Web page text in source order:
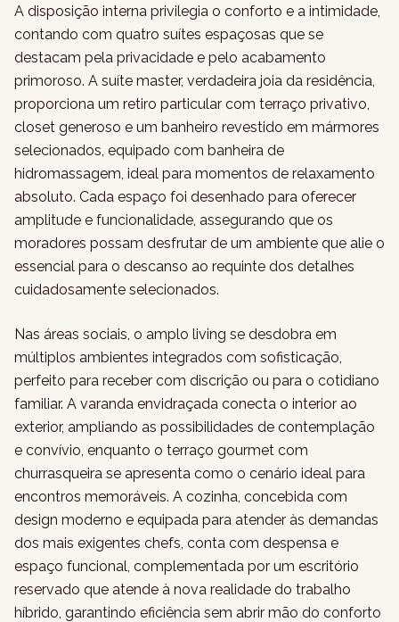
A disposição interna privilegia o conforto e a intimidade,
contando com quatro suítes espaçosas que se
destacam pela privacidade e pelo acabamento
primoroso. A suíte master, verdadeira joia da residência,
proporciona um retiro particular com terraço privativo,
closet generoso e um banheiro revestido em mármores
selecionados, equipado com banheira de
hidromassagem, ideal para momentos de relaxamento
absoluto. Cada espaço foi desenhado para oferecer
amplitude e funcionalidade, assegurando que os
moradores possam desfrutar de um ambiente que alie o
essencial para o descanso ao requinte dos detalhes
cuidadosamente selecionados.
Nas áreas sociais, o amplo living se desdobra em
múltiplos ambientes integrados com sofisticação,
perfeito para receber com discrição ou para o cotidiano
familiar. A varanda envidraçada conecta o interior ao
exterior, ampliando as possibilidades de contemplação
e convívio, enquanto o terraço gourmet com
churrasqueira se apresenta como o cenário ideal para
encontros memoráveis. A cozinha, concebida com
design moderno e equipada para atender às demandas
dos mais exigentes chefs, conta com despensa e
espaço funcional, complementada por um escritório
reservado que atende à nova realidade do trabalho
híbrido, garantindo eficiência sem abrir mão do conforto